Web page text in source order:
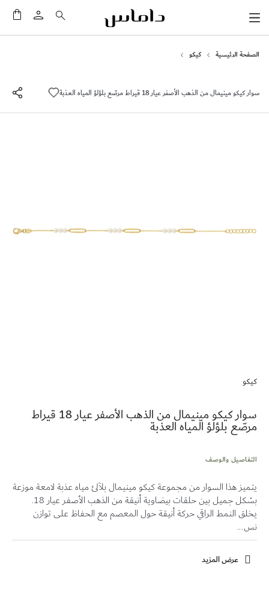
الصفحة الرئيسية كيكو
سوار كيكو مينيمال من الذهب الأصفر عيار 18 قيراط مرصّع بلؤلؤ المياه العذبة
انتقل
بداية
الصور
كيكو
سوار كيكو مينيمال من الذهب الأصفر عيار 18 قيراط
مرصّع بلؤلؤ المياه العذبة
التفاصيل والوصف
يتميز هذا السوار من مجموعة كيكو مينيمال بلآلئ مياه عذبة لامعة موزعة
بشكل جميل بين حلقات بيضاوية أنيقة من الذهب الأصفر عيار 18.
يخلق النمط الراقي حركة أنيقة حول المعصم مع الحفاظ على توازن
نس...
عرض المزيد